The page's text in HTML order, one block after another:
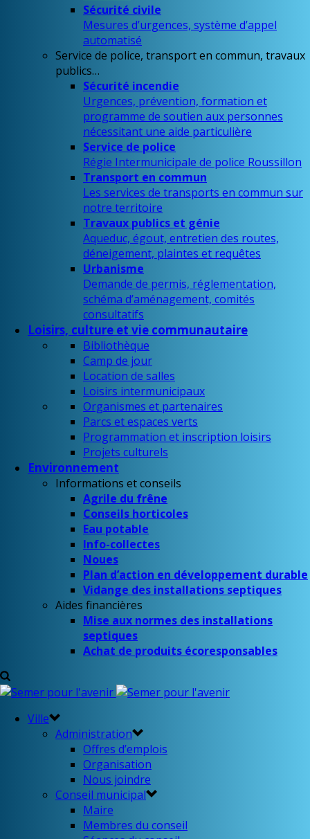
Sécurité civile
Mesures d’urgences, système d’appel
automatisé
Service de police, transport en commun, travaux
publics…
Sécurité incendie
Urgences, prévention, formation et
programme de soutien aux personnes
nécessitant une aide particulière
Service de police
Régie Intermunicipale de police Roussillon
Transport en commun
Les services de transports en commun sur
notre territoire
Travaux publics et génie
Aqueduc, égout, entretien des routes,
déneigement, plaintes et requêtes
Urbanisme
Demande de permis, réglementation,
schéma d’aménagement, comités
consultatifs
Loisirs, culture et vie communautaire
Bibliothèque
Camp de jour
Location de salles
Loisirs intermunicipaux
Organismes et partenaires
Parcs et espaces verts
Programmation et inscription loisirs
Projets culturels
Environnement
Informations et conseils
Agrile du frêne
Conseils horticoles
Eau potable
Info-collectes
Noues
Plan d’action en développement durable
Vidange des installations septiques
Aides financières
Mise aux normes des installations
septiques
Achat de produits écoresponsables
Ville
Administration
Offres d’emplois
Organisation
Nous joindre
Conseil municipal
Maire
Membres du conseil